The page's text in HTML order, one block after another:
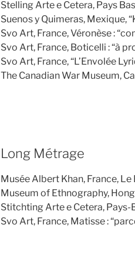
Stelling Arte e Cetera, Pays
Suenos y Quimeras, Mexique,
Svo Art, France, Véronèse :
Svo Art, France, Boticelli : “à
Svo Art, France, “L’Envolée
The Canadian War Museum,
Long Métrage
Musée Albert Khan, France,
Museum of Ethnography,
Stitchting Arte e Cetera, Pays-
Svo Art, France, Matisse :